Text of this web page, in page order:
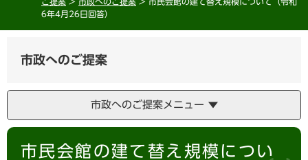
へ
タ
ム
6年4月26日回答）
市政へのご提案
市政へのご提案メニュー
本
市民会館の建て替え規模につい